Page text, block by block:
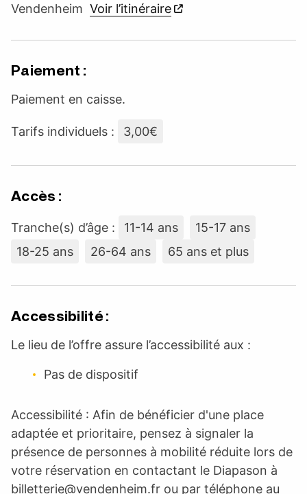
Vendenheim Voir l’itinéraire
Paiement :
Paiement en caisse.
Tarifs individuels : 3,00€
Accès :
Tranche(s) d’âge : 11-14 ans
15-17 ans
18-25 ans
26-64 ans 65 ans et plus
Accessibilité :
Le lieu de l’offre assure l’accessibilité aux :
Pas de dispositif
Accessibilité : Afin de bénéficier d'une place
adaptée et prioritaire, pensez à signaler la
présence de personnes à mobilité réduite lors de
votre réservation en contactant le Diapason à
billetterie@vendenheim.fr ou par téléphone au